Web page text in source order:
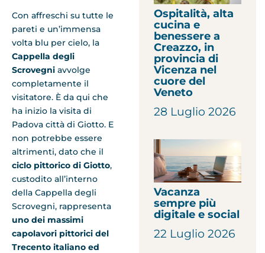
Con affreschi su tutte le
pareti e un’immensa
volta blu per cielo, la
Cappella degli
Scrovegni avvolge
completamente il
visitatore. È da qui che
ha inizio la visita di
Padova città di Giotto. E
non potrebbe essere
altrimenti, dato che il
ciclo pittorico di Giotto,
custodito all’interno
della Cappella degli
Scrovegni, rappresenta
uno dei massimi
capolavori pittorici del
Trecento italiano ed
Ospitalità, alta
cucina e
benessere a
Creazzo, in
provincia di
Vicenza nel
cuore del
Veneto
28 Luglio 2026
Vacanza
sempre più
digitale e social
22 Luglio 2026